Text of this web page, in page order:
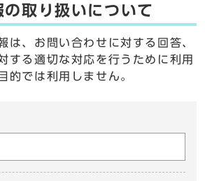
の取り扱いについて
は、お問い合わせに対する回答、
する適切な対応を行うために利用
的では利用しません。